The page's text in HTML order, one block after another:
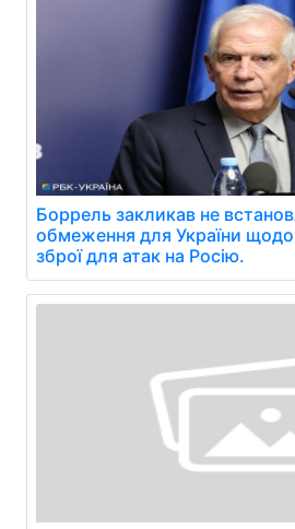
Боррель закликав не
обмеження для України
зброї для атак на Росію.